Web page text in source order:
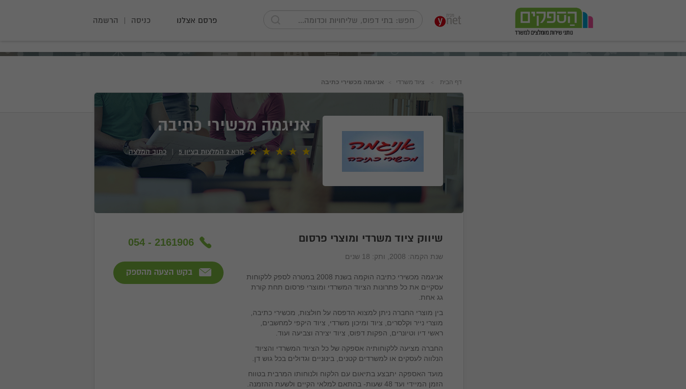
הרשמה | כניסה פרסם אצלנו
דף הבית ציוד משרדי אניגמה מכשירי כתיבה
אניגמה מכשירי כתיבה
קרא 2 המלצות בציון 5
| כתוב המלצה
שיווק ציוד משרדי ומוצרי פרסום
שנת הקמה: 2008 , ותק: 18 שנים
אניגמה מכשירי כתיבה הוקמה בשנת 2008 במטרה לספק ללקוחות
עסקיים את כל פתרונות הציוד המשרדי ומוצרי פרסום תחת קורת
גג אחת.
בין מוצרי החברה ניתן למצוא הדפסה על חולצות, מכשירי כתיבה,
מוצרי נייר וקלסרים, ציוד ומיכון משרדי, ציוד היקפי למחשבים,
ראשי דיו וטיונרים, הפקות דפוס, ציוד יצירה וצביעה ועוד.
החברה מציעה ללקוחותיה אספקה של כל הציוד המשרדי והציוד
הנלווה לעסקים או למשרדים קטנים, בינוניים וגדולים בכל גוש דן.
מועד האספקה יתבצע בתיאום עם הלקוח ולנוחותו המרבית בטווח
הזמן המיידי ועד 48 שעות- בהתאם למלאי הקיים ולשעת ההזמנה.
054 - 2161906